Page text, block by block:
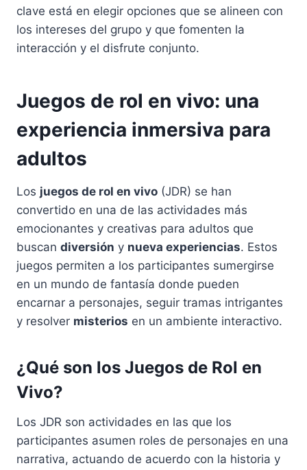
clave está en elegir opciones que se alineen con
los intereses del grupo y que fomenten la
interacción y el disfrute conjunto.
Juegos de rol en vivo: una
experiencia inmersiva para
adultos
Los juegos de rol en vivo (JDR) se han
convertido en una de las actividades más
emocionantes y creativas para adultos que
buscan diversión y nueva experiencias. Estos
juegos permiten a los participantes sumergirse
en un mundo de fantasía donde pueden
encarnar a personajes, seguir tramas intrigantes
y resolver misterios en un ambiente interactivo.
¿Qué son los Juegos de Rol en
Vivo?
Los JDR son actividades en las que los
participantes asumen roles de personajes en una
narrativa, actuando de acuerdo con la historia y